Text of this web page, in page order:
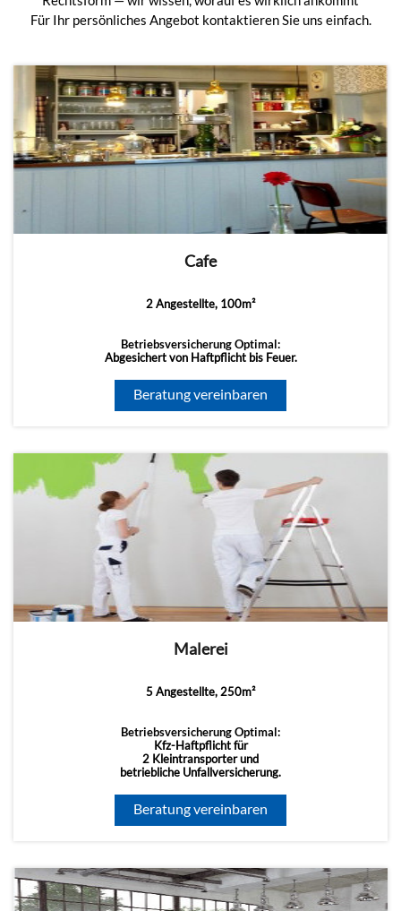
Für Ihr persönliches Angebot kontaktieren Sie uns einfach.
Cafe
2 Angestellte, 100m²
Betriebsversicherung Optimal:
Abgesichert von Haftpflicht bis Feuer.
Beratung vereinbaren
Malerei
5 Angestellte, 250m²
Betriebsversicherung Optimal:
Kfz-Haftpflicht für
2 Kleintransporter und
betriebliche Unfallversicherung.
Beratung vereinbaren